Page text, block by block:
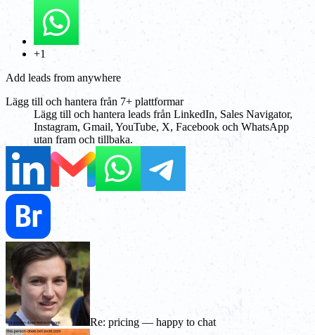
+1
Add leads from anywhere
Lägg till och hantera från 7+ plattformar
Lägg till och hantera leads från LinkedIn, Sales Navigator,
Instagram, Gmail, YouTube, X, Facebook och WhatsApp
utan fram och tillbaka.
Re: pricing — happy to chat